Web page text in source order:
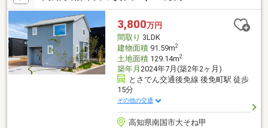
風などの外力を家全体に分散させます。気密性も高く、優れた耐
火性・省エネルギー性・遮音性など兼ね備えています。
3,800万円
間取り 3LDK
建物面積91.59m2
土地面積129.14m2
築年月 2024年7月(築2年2ヶ月)
とさでん交通後免線 後免町駅 徒歩
15分
その他の交通
高知県南国市大そね甲